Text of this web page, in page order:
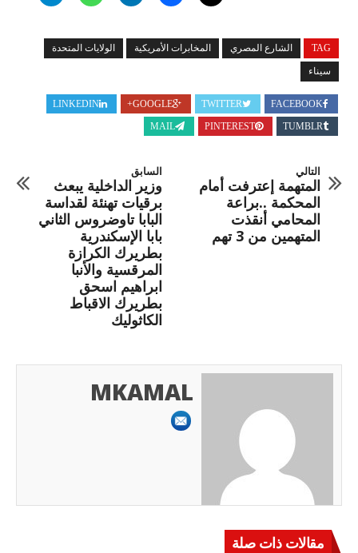
TAG الشارع المصري المخابرات الأمريكية الولايات المتحدة
سيناء
FACEBOOK
TWITTER
GOOGLE+
LINKEDIN
TUMBLR
PINTEREST
MAIL
السابق
وزير الداخلية يبعث
برقيات تهنئة لقداسة
البابا تاوضروس الثاني
بابا الإسكندرية
بطريرك الكرازة
المرقسية والأنبا
ابراهيم اسحق
بطريرك الاقباط
الكاثوليك
التالي
المتهمة إعترفت أمام
المحكمة ..براعة
المحامي أنقذت
المتهمين من 3 تهم
MKAMAL
مقالات ذات صلة